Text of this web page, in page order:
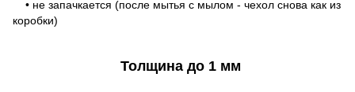
• не запачкается (после мытья с мылом - чехол снова как из
коробки)
Толщина до 1 мм